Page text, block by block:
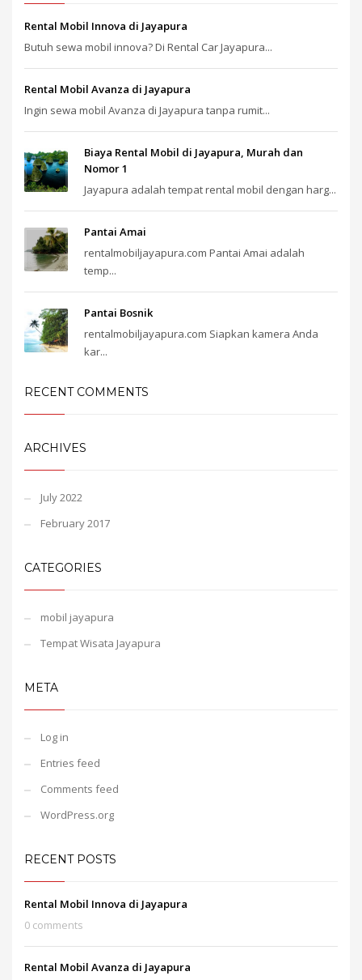
Rental Mobil Innova di Jayapura
Butuh sewa mobil innova? Di Rental Car Jayapura...
Rental Mobil Avanza di Jayapura
Ingin sewa mobil Avanza di Jayapura tanpa rumit...
Biaya Rental Mobil di Jayapura, Murah dan
Nomor 1
Jayapura adalah tempat rental mobil dengan harg...
Pantai Amai
rentalmobiljayapura.com Pantai Amai adalah
temp...
Pantai Bosnik
rentalmobiljayapura.com Siapkan kamera Anda
kar...
RECENT COMMENTS
ARCHIVES
July 2022
February 2017
CATEGORIES
mobil jayapura
Tempat Wisata Jayapura
META
Log in
Entries feed
Comments feed
WordPress.org
RECENT POSTS
Rental Mobil Innova di Jayapura
0 comments
Rental Mobil Avanza di Jayapura